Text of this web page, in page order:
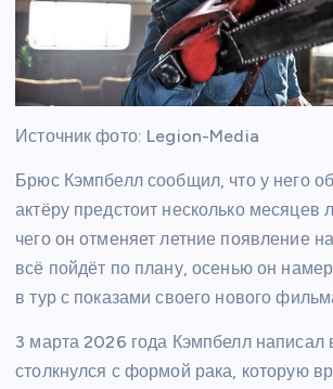
Источник фото: Legion-Media
Брюс Кэмпбелл сообщил, что у него
актёру предстоит несколько месяцев
чего он отменяет летние появление
всё пойдёт по плану, осенью он
в тур с показами своего нового
3 марта 2026 года Кэмпбелл написал
столкнулся с формой рака, которую